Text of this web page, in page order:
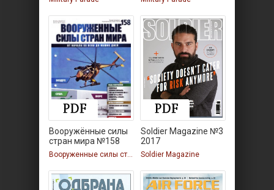
Вооружённые силы
стран мира №158
Вооруженные силы стран мира
Soldier Magazine №3
2017
Soldier Magazine